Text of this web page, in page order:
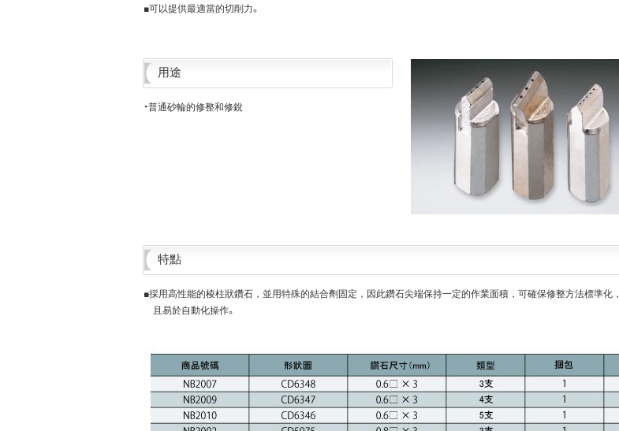
■可以提供最適當的切削力。
用途
・普通砂輪的修整和修銳
特點
■採用高性能的棱柱狀鑽石，並用特殊的結合劑固定，因此鑽石尖端保持一定的作業面積，可確保修整方法標準化，
且易於自動化操作。